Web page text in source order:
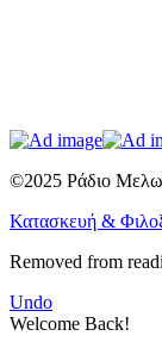
©2025 Ράδιο
Κατασκευή &
Removed from
Undo
Welcome Back!